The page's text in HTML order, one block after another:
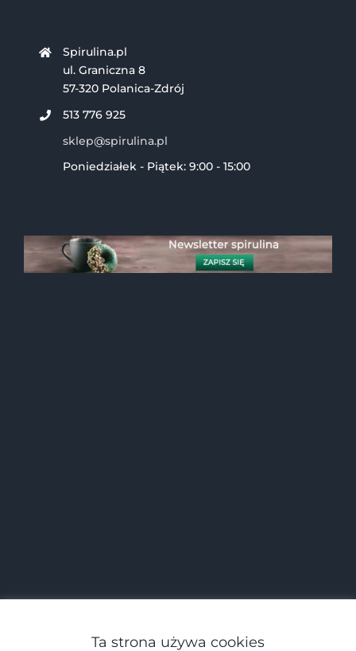
Spirulina.pl
ul. Graniczna 8
57-320 Polanica-Zdrój
513 776 925
sklep@spirulina.pl
Poniedziałek - Piątek: 9:00 - 15:00
Ta strona używa cookies